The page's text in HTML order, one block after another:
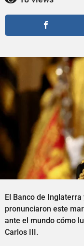
ñ
o
a
o
El Banco de
pronunciaron este
ante el mundo cómo
Carlos III.